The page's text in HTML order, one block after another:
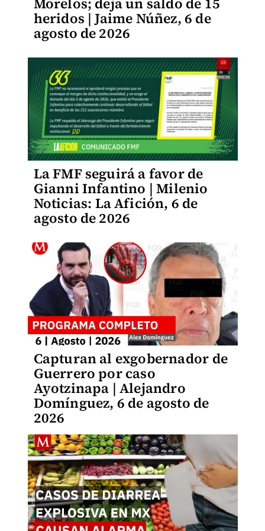
heridos | Jaime Núñez, 6 de
agosto de 2026
La FMF seguirá a favor de
Gianni Infantino | Milenio
Noticias: La Afición, 6 de
agosto de 2026
Capturan al exgobernador de
Guerrero por caso
Ayotzinapa | Alejandro
Domínguez, 6 de agosto de
2026